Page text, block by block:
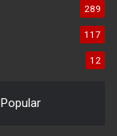
289
117
12
Popular